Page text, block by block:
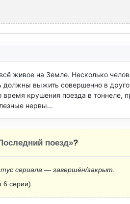
живое на Земле. Несколько
должны выжить совершенно в
время крушения поезда в тоннеле,
нервы…
поезд»?
сериала — завершён/закрыт.
6 серии).